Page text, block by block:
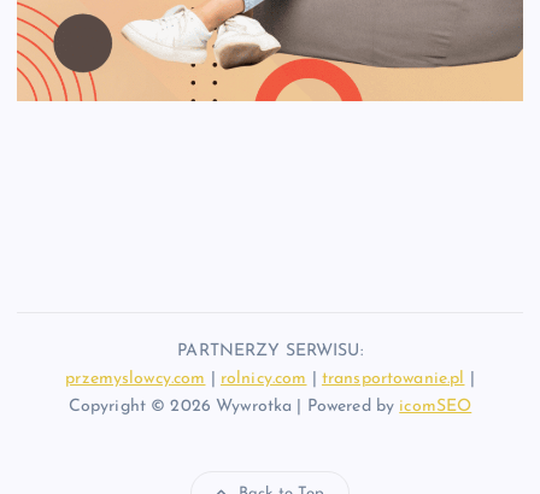
PARTNERZY SERWISU:
przemyslowcy.com
rolnicy.com transportowanie.pl
Copyright © 2026 Wywrotka | Powered by icomSEO